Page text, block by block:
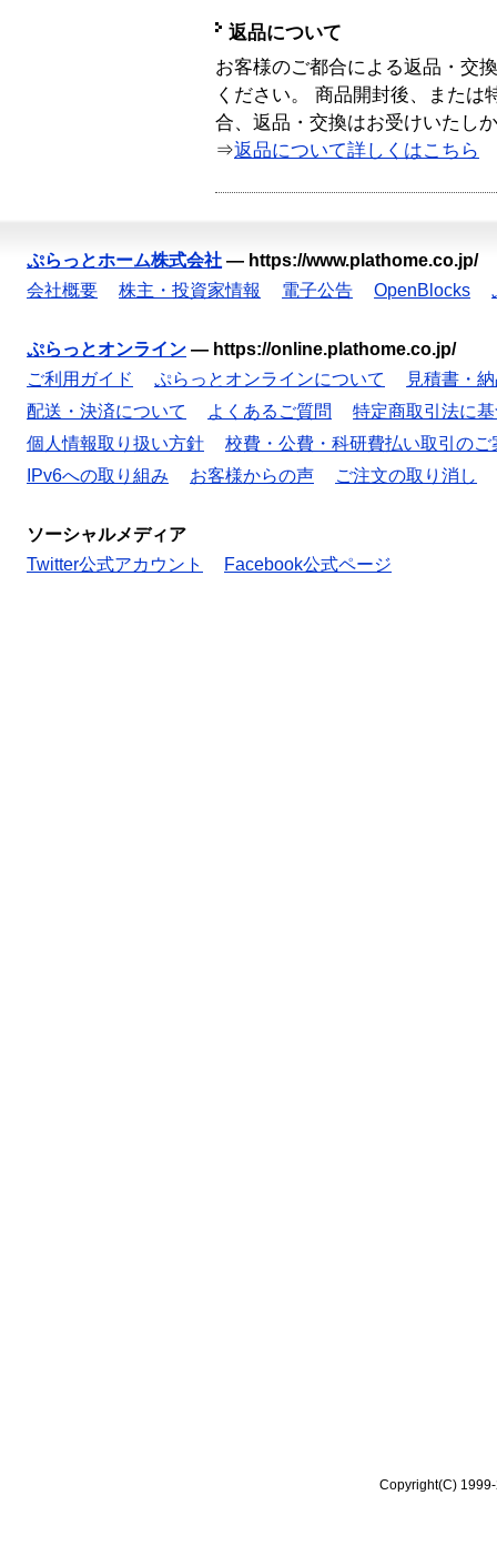
返品について
お客様のご都合による返品・交
ください。 商品開封後、または
合、返品・交換はお受けいたし
⇒返品について詳しくはこちら
ぷらっとホーム株式会社 — https://www.plathome.co.jp/
会社概要
株主・投資家情報 電子公告 OpenBlocks
ぷらっとオンライン — https://online.plathome.co.jp/
ご利用ガイド
ぷらっとオンラインについて
見積書・
配送・決済について
よくあるご質問
特定商取引法に
個人情報取り扱い方針
校費・公費・科研費払い取引のご
IPv6への取り組み
お客様からの声 ご注文の取り消し
ソーシャルメディア
Twitter公式アカウント
Facebook公式ページ
Copyright(C)